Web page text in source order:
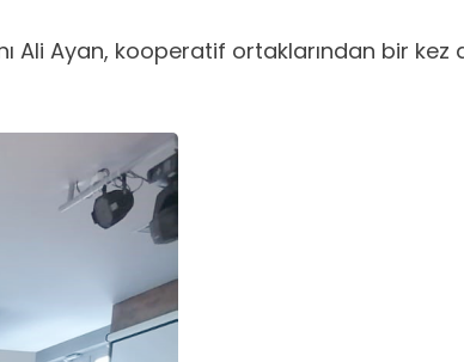
Ali Ayan, kooperatif ortaklarından bir